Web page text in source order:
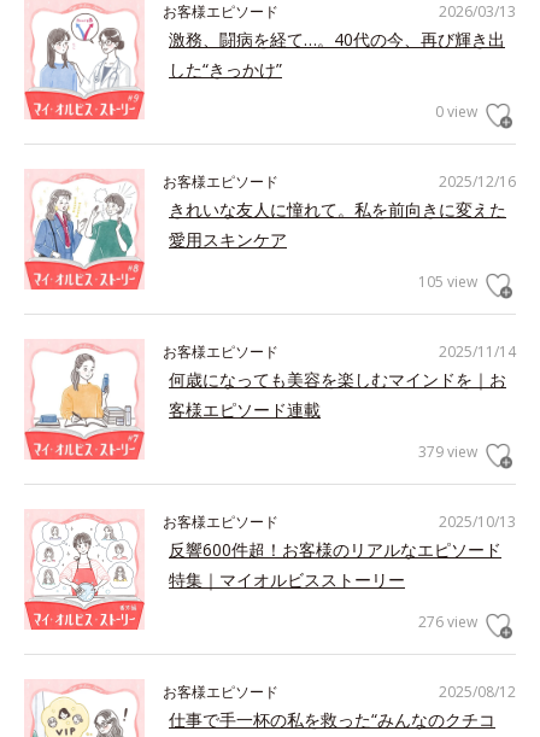
2026/03/13
お客様エピソード
激務、闘病を経て…。40代の今、再び輝き出
した“きっかけ”
0 view
2025/12/16
お客様エピソード
きれいな友人に憧れて。私を前向きに変えた
愛用スキンケア
105 view
2025/11/14
お客様エピソード
何歳になっても美容を楽しむマインドを｜お
客様エピソード連載
379 view
2025/10/13
お客様エピソード
反響600件超！お客様のリアルなエピソード
特集｜マイオルビスストーリー
276 view
2025/08/12
お客様エピソード
仕事で手一杯の私を救った“みんなのクチコ